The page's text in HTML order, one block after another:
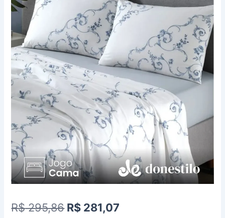
R$295,86 O
R$ 281,07